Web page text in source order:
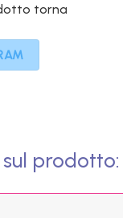
torna
prodotto: